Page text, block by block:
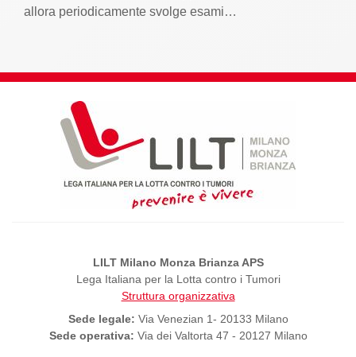
allora periodicamente svolge esami…
LILT Milano Monza Brianza APS
Lega Italiana per la Lotta contro i Tumori
Struttura organizzativa
Sede legale: Via Venezian 1- 20133 Milano
Sede operativa: Via dei Valtorta 47 - 20127 Milano